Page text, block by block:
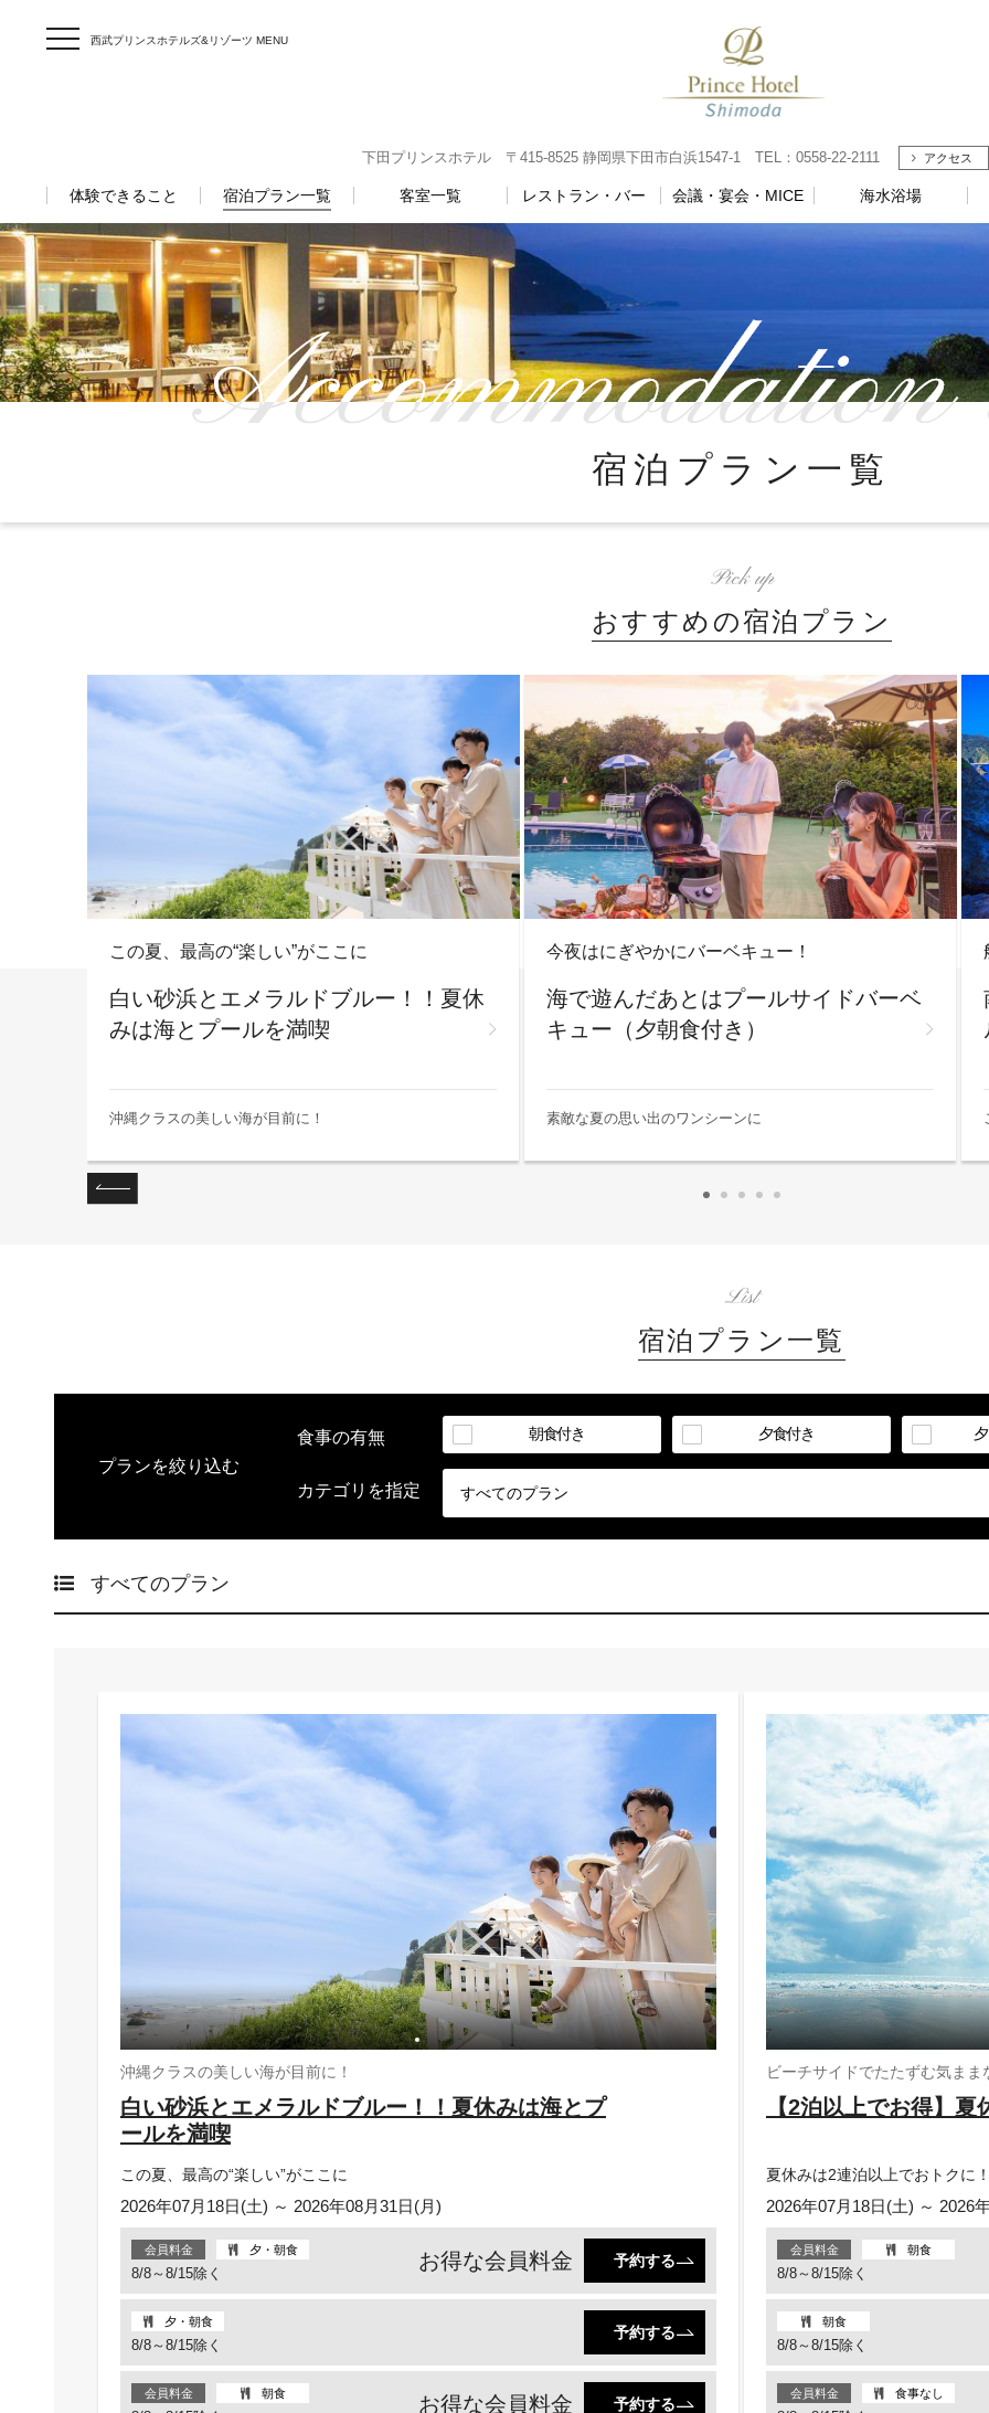
西武プリンスホテルズ&リゾーツ MENU
下田プリンスホテル 〒415-8525 静岡県下田市白浜1547-1 TEL：0558-22-2111 アクセス
体験できること 宿泊プラン一覧 客室一覧 レストラン・バー 会議・宴会・MICE 海水浴場
宿泊プラン一覧
Pick up
おすすめの宿泊プラン
この夏、最高の“楽しい”がここに
白い砂浜とエメラルドブルー！！夏休
みは海とプールを満喫
沖縄クラスの美しい海が目前に！
今夜はにぎやかにバーベキュー！
海で遊んだあとはプールサイドバーベ
キュー（夕朝食付き）
素敵な夏の思い出のワンシーンに
List
宿泊プラン一覧
プランを絞り込む
食事の有無 朝食付き 夕食付き
カテゴリを指定
すべてのプラン
沖縄クラスの美しい海が目前に！
白い砂浜とエメラルドブルー！！夏休みは海とプ
ールを満喫
この夏、最高の“楽しい”がここに
2026年07月18日(土) ～ 2026年08月31日(月)
会員料金 夕・朝食
8/8～8/15除く
お得な会員料金 予約する
夕・朝食
8/8～8/15除く
予約する
会員料金 朝食 お得な会員料金 予約する
ビーチサイドでたたずむ気まま
【2泊以上でお得】
夏休みは2連泊以上でおトクに
2026年07月18日(土) ～ 2026
会員料金 朝食
8/8～8/15除く
朝食
8/8～8/15除く
会員料金 食事なし